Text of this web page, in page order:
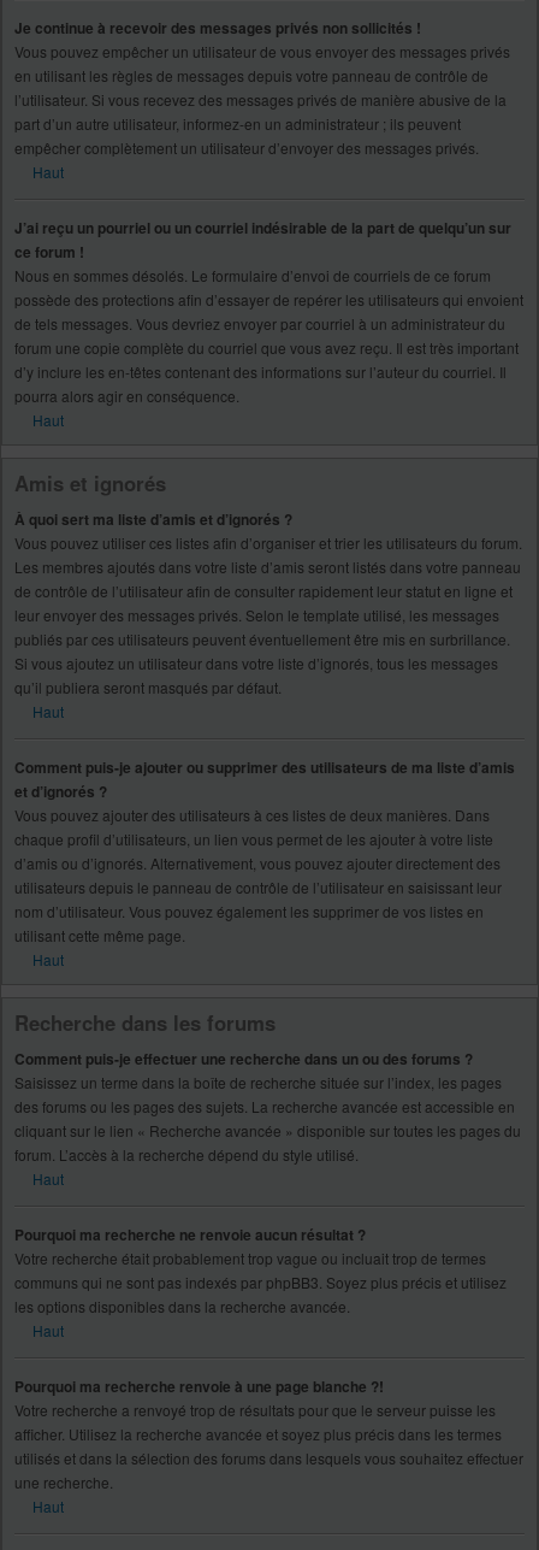
Je continue à recevoir des messages privés non sollicités !
Vous pouvez empêcher un utilisateur de vous envoyer des messages privés
en utilisant les règles de messages depuis votre panneau de contrôle de
l’utilisateur. Si vous recevez des messages privés de manière abusive de la
part d’un autre utilisateur, informez-en un administrateur ; ils peuvent
empêcher complètement un utilisateur d’envoyer des messages privés.
Haut
J’ai reçu un pourriel ou un courriel indésirable de la part de quelqu’un sur
ce forum !
Nous en sommes désolés. Le formulaire d’envoi de courriels de ce forum
possède des protections afin d’essayer de repérer les utilisateurs qui envoient
de tels messages. Vous devriez envoyer par courriel à un administrateur du
forum une copie complète du courriel que vous avez reçu. Il est très important
d’y inclure les en-têtes contenant des informations sur l’auteur du courriel. Il
pourra alors agir en conséquence.
Haut
Amis et ignorés
À quoi sert ma liste d’amis et d’ignorés ?
Vous pouvez utiliser ces listes afin d’organiser et trier les utilisateurs du forum.
Les membres ajoutés dans votre liste d’amis seront listés dans votre panneau
de contrôle de l’utilisateur afin de consulter rapidement leur statut en ligne et
leur envoyer des messages privés. Selon le template utilisé, les messages
publiés par ces utilisateurs peuvent éventuellement être mis en surbrillance.
Si vous ajoutez un utilisateur dans votre liste d’ignorés, tous les messages
qu’il publiera seront masqués par défaut.
Haut
Comment puis-je ajouter ou supprimer des utilisateurs de ma liste d’amis
et d’ignorés ?
Vous pouvez ajouter des utilisateurs à ces listes de deux manières. Dans
chaque profil d’utilisateurs, un lien vous permet de les ajouter à votre liste
d’amis ou d’ignorés. Alternativement, vous pouvez ajouter directement des
utilisateurs depuis le panneau de contrôle de l’utilisateur en saisissant leur
nom d’utilisateur. Vous pouvez également les supprimer de vos listes en
utilisant cette même page.
Haut
Recherche dans les forums
Comment puis-je effectuer une recherche dans un ou des forums ?
Saisissez un terme dans la boîte de recherche située sur l’index, les pages
des forums ou les pages des sujets. La recherche avancée est accessible en
cliquant sur le lien « Recherche avancée » disponible sur toutes les pages du
forum. L’accès à la recherche dépend du style utilisé.
Haut
Pourquoi ma recherche ne renvoie aucun résultat ?
Votre recherche était probablement trop vague ou incluait trop de termes
communs qui ne sont pas indexés par phpBB3. Soyez plus précis et utilisez
les options disponibles dans la recherche avancée.
Haut
Pourquoi ma recherche renvoie à une page blanche ?!
Votre recherche a renvoyé trop de résultats pour que le serveur puisse les
afficher. Utilisez la recherche avancée et soyez plus précis dans les termes
utilisés et dans la sélection des forums dans lesquels vous souhaitez effectuer
une recherche.
Haut